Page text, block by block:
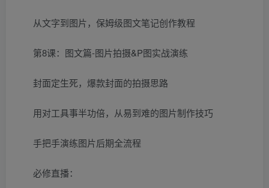
从文字到图片，保姆级图文笔记创作教程
第8课：图文篇-图片拍摄&P图实战演练
封面定生死，爆款封面的拍摄思路
用对工具事半功倍，从易到难的图片制作技巧
手把手演练图片后期全流程
必修直播：